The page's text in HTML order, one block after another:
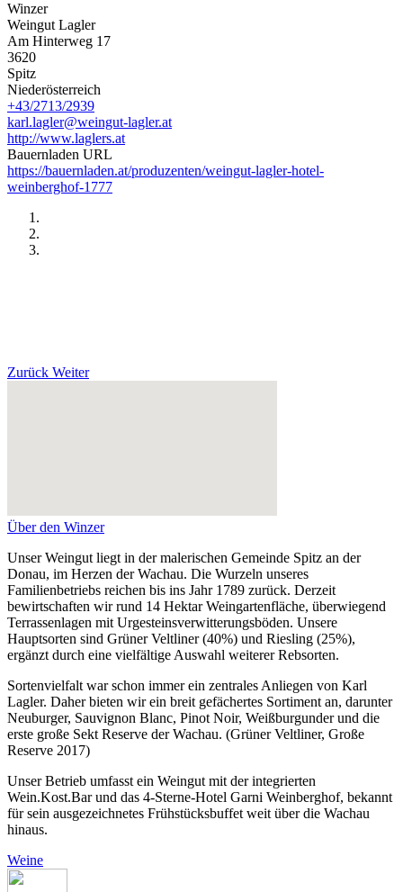
Winzer
Weingut Lagler
Am Hinterweg 17
3620
Spitz
Niederösterreich
+43/2713/2939
karl.lagler@weingut-lagler.at
http://www.laglers.at
Bauernladen URL
https://bauernladen.at/produzenten/weingut-lagler-hotel-
weinberghof-1777
Zurück Weiter
Über den Winzer
Unser Weingut liegt in der malerischen Gemeinde Spitz an der
Donau, im Herzen der Wachau. Die Wurzeln unseres
Familienbetriebs reichen bis ins Jahr 1789 zurück. Derzeit
bewirtschaften wir rund 14 Hektar Weingartenfläche, überwiegend
Terrassenlagen mit Urgesteinsverwitterungsböden. Unsere
Hauptsorten sind Grüner Veltliner (40%) und Riesling (25%),
ergänzt durch eine vielfältige Auswahl weiterer Rebsorten.
Sortenvielfalt war schon immer ein zentrales Anliegen von Karl
Lagler. Daher bieten wir ein breit gefächertes Sortiment an, darunter
Neuburger, Sauvignon Blanc, Pinot Noir, Weißburgunder und die
erste große Sekt Reserve der Wachau. (Grüner Veltliner, Große
Reserve 2017)
Unser Betrieb umfasst ein Weingut mit der integrierten
Wein.Kost.Bar und das 4-Sterne-Hotel Garni Weinberghof, bekannt
für sein ausgezeichnetes Frühstücksbuffet weit über die Wachau
hinaus.
Weine